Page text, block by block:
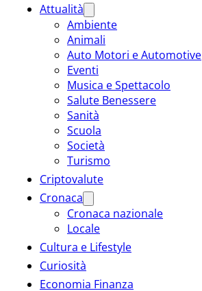
Attualità
Ambiente
Animali
Auto Motori e Automotive
Eventi
Musica e Spettacolo
Salute Benessere
Sanità
Scuola
Società
Turismo
Criptovalute
Cronaca
Cronaca nazionale
Locale
Cultura e Lifestyle
Curiosità
Economia Finanza